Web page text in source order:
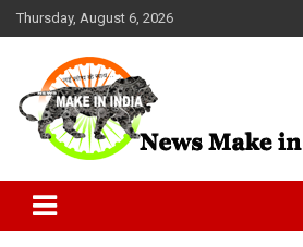
Skip
to
Thursday, August 6, 2026
News Make In india